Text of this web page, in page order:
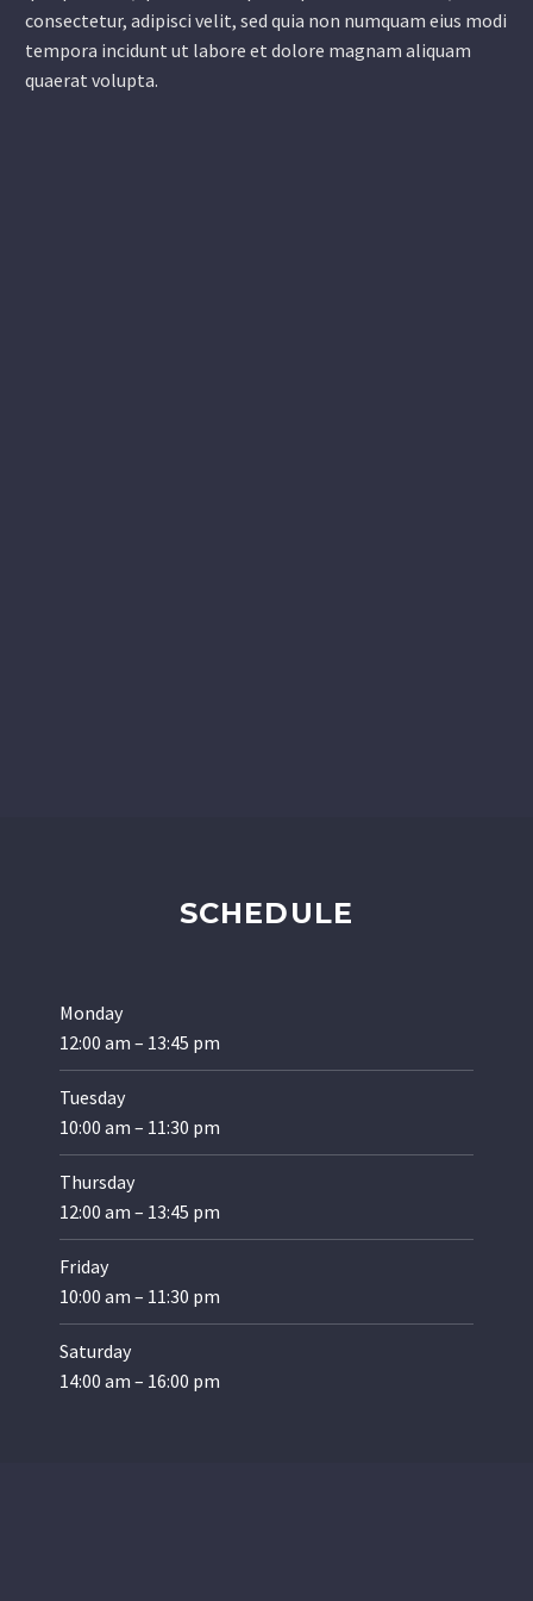
consectetur, adipisci velit, sed quia non numquam eius modi
tempora incidunt ut labore et dolore magnam aliquam
quaerat volupta.
SCHEDULE
Monday
12:00 am – 13:45 pm
Tuesday
10:00 am – 11:30 pm
Thursday
12:00 am – 13:45 pm
Friday
10:00 am – 11:30 pm
Saturday
14:00 am – 16:00 pm